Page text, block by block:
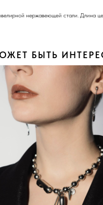
нержавеющей стали. Длина
БЫТЬ